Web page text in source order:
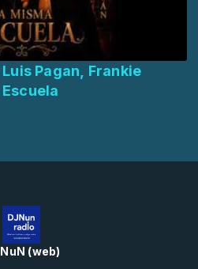
Pagan, Frankie
(web)